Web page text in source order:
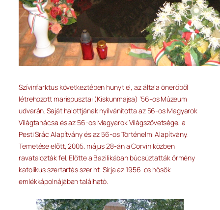
Szívinfarktus következtében hunyt el, az általa önerőből
létrehozott marispusztai (Kiskunmajsa) ’56-os Múzeum
udvarán. Saját halottjának nyilvánította az 56-os Magyarok
Világtanácsa és az 56-os Magyarok Világszövetsége, a
Pesti Srác Alapítvány és az 56-os Történelmi Alapítvány.
Temetése előtt, 2005. május 28-án a Corvin közben
ravatalozták fel. Előtte a Bazilikában búcsúztatták örmény
katolikus szertartás szerint. Sírja az 1956-os hősök
emlékkápolnájában található.